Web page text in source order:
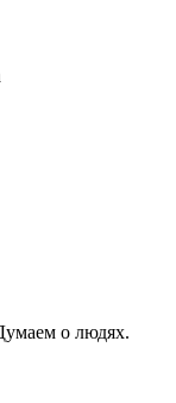
о людях.